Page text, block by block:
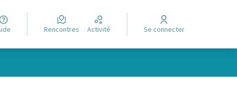
Aide Rencontres Activité Se connecter